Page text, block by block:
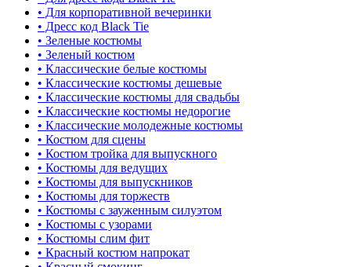
• Для корпоративной вечеринки
• Дресс код Black Tie
• Зеленые костюмы
• Зеленый костюм
• Классические белые костюмы
• Классические костюмы дешевые
• Классические костюмы для свадьбы
• Классические костюмы недорогие
• Классические молодежные костюмы
• Костюм для сцены
• Костюм тройка для выпускного
• Костюмы для ведущих
• Костюмы для выпускников
• Костюмы для торжеств
• Костюмы с зауженным силуэтом
• Костюмы с узорами
• Костюмы слим фит
• Красный костюм напрокат